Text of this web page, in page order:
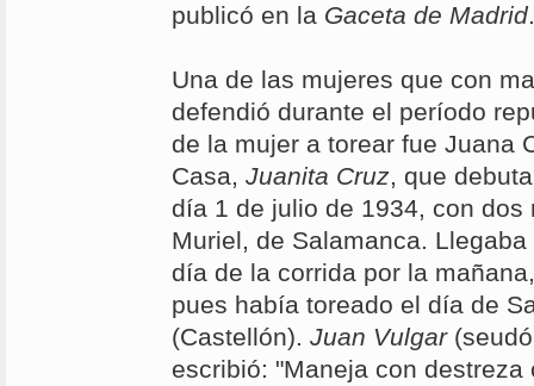
publicó en la Gaceta de Madrid.
Una de las mujeres que con
defendió durante el período
de la mujer a torear fue Juana
Casa, Juanita Cruz, que
día 1 de julio de 1934, con dos
Muriel, de Salamanca.
día de la corrida por la
pues había toreado el día de
(Castellón). Juan Vulgar
escribió: "Maneja con